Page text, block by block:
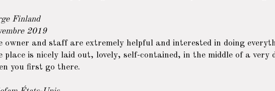
Finland
2019
owner and staff are extremely helpful and interested in doing
place is nicely laid out, lovely, self-contained, in the middle of a very
you first go there.